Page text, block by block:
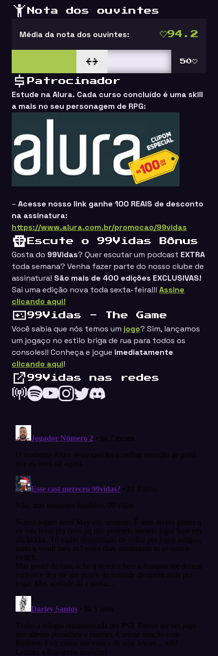
Nota dos ouvintes
Média da nota dos ouvintes: 94.2
50
Patrocinador
Estude na Alura. Cada curso concluído é uma skill
a mais no seu personagem de RPG:
– Acesse nosso link ganhe 100 REAIS de desconto
na assinatura:
https://www.alura.com.br/promocao/99vidas
Escute o 99Vidas Bônus
Gosta do 99Vidas? Quer escutar um podcast EXTRA
toda semana? Venha fazer parte do nosso clube de
assinatura! São mais de 400 edições EXCLUSIVAS!
Sai uma edição nova toda sexta-feira!!! Assine
clicando aqui!
99Vidas - The Game
Você sabia que nós temos um jogo? Sim, lançamos
um jogaço no estilo briga de rua para todos os
consoles!! Conheça e jogue imediatamente
clicando aqui!
99Vidas nas redes